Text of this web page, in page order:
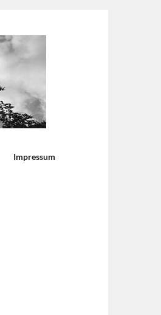
Impressum